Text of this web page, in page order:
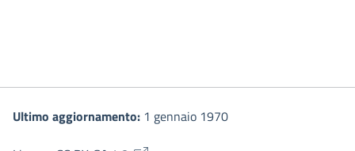
Ultimo aggiornamento: 1 gennaio 1970